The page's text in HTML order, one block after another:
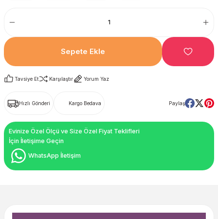
Sepete Ekle
Tavsiye Et Karşılaştır Yorum Yaz
Hızlı Gönderi Kargo Bedava Paylaş
Evinize Özel Ölçü ve Size Özel Fiyat Teklifleri
İçin İletişime Geçin
WhatsApp İletişim